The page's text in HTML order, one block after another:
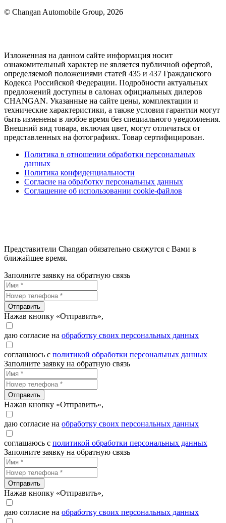
© Changan Automobile Group, 2026
Изложенная на данном сайте информация носит
ознакомительный характер не является публичной офертой,
определяемой положениями статей 435 и 437 Гражданского
Кодекса Российской Федерации. Подробности актуальных
предложений доступны в салонах официальных дилеров
CHANGAN. Указанные на сайте цены, комплектации и
технические характеристики, а также условия гарантии могут
быть изменены в любое время без специального уведомления.
Внешний вид товара, включая цвет, могут отличаться от
представленных на фотографиях. Товар сертифицирован.
Политика в отношении обработки персональных
данных
Политика конфиденциальности
Согласие на обработку персональных данных
Соглашение об использовании cookie-файлов
Представители Changan обязательно свяжутся с Вами в
ближайшее время.
Заполните заявку на обратную связь
Отправить
Нажав кнопку «Отправить»,
даю согласие на обработку своих персональных данных
соглашаюсь с политикой обработки персональных данных
Заполните заявку на обратную связь
Отправить
Нажав кнопку «Отправить»,
даю согласие на обработку своих персональных данных
соглашаюсь с политикой обработки персональных данных
Заполните заявку на обратную связь
Отправить
Нажав кнопку «Отправить»,
даю согласие на обработку своих персональных данных